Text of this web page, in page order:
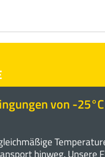
von -
hinweg. Unsere